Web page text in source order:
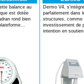
balance au
est dotée
rond bien
Dermo V4, s'intègre
parfaitement dans
structures, comme
investissement de
intention en